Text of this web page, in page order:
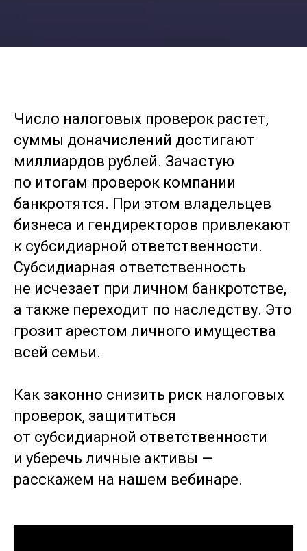
Число налоговых проверок растет,
суммы доначислений достигают
миллиардов рублей. Зачастую
по итогам проверок компании
банкротятся. При этом владельцев
бизнеса и гендиректоров привлекают
к субсидиарной ответственности.
Субсидиарная ответственность
не исчезает при личном банкротстве,
а также переходит по наследству. Это
грозит арестом личного имущества
всей семьи.
Как законно снизить риск налоговых
проверок, защититься
от субсидиарной ответственности
и уберечь личные активы —
расскажем на нашем вебинаре.